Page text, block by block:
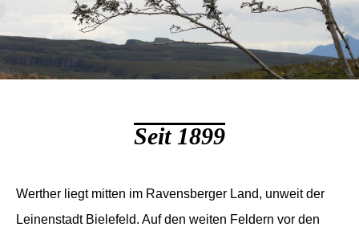
Seit 1899
Werther liegt mitten im Ravensberger Land, unweit der
Leinenstadt Bielefeld. Auf den weiten Feldern vor den